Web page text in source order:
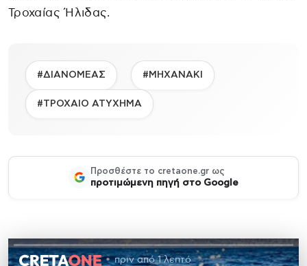
Τροχαίας Ήλιδας.
#ΔΙΑΝΟΜΕΑΣ #ΜΗΧΑΝΑΚΙ
#ΤΡΟΧΑΙΟ ΑΤΥΧΗΜΑ
Προσθέστε το cretaone.gr ως
προτιμώμενη πηγή στο Google
πριν από 1 λεπτό